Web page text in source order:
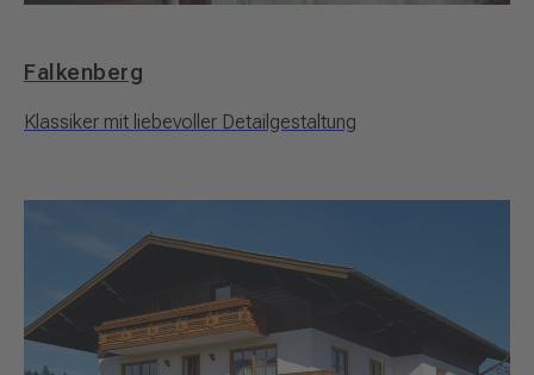
Falkenberg
Klassiker mit liebevoller Detailgestaltung